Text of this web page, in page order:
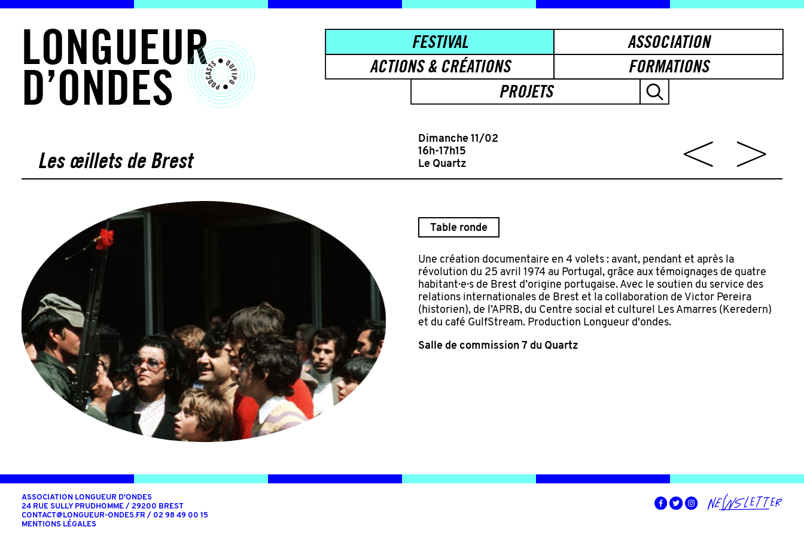
LONGUEUR
D’ONDES
FESTIVAL
ASSOCIATION
ACTIONS & CRÉATIONS
FORMATIONS
PROJETS
Les œillets de Brest
Dimanche 11/02
16h-17h15
Le Quartz
Table ronde
Une création documentaire en 4 volets : avant, pendant et après la
révolution du 25 avril 1974 au Portugal, grâce aux témoignages de quatre
habitant·e·s de Brest d’origine portugaise. Avec le soutien du service des
relations internationales de Brest et la collaboration de Victor Pereira
(historien), de l’APRB, du Centre social et culturel Les Amarres (Keredern)
et du café GulfStream. Production Longueur d'ondes.
Salle de commission 7 du Quartz
ASSOCIATION LONGUEUR D'ONDES
24 RUE SULLY PRUDHOMME / 29200 BREST
CONTACT@LONGUEUR-ONDES.FR / 02 98 49 00 15
MENTIONS LÉGALES